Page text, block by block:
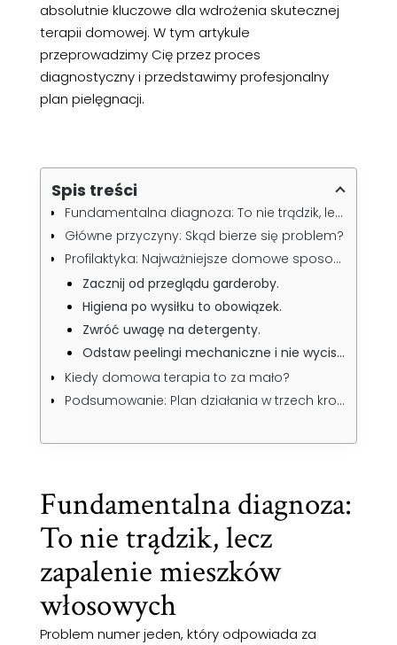
absolutnie kluczowe dla wdrożenia skutecznej
terapii domowej. W tym artykule
przeprowadzimy Cię przez proces
diagnostyczny i przedstawimy profesjonalny
plan pielęgnacji.
Spis treści
Fundamentalna diagnoza: To nie trądzik, lecz zapalenie mieszków włosowych
Główne przyczyny: Skąd bierze się problem?
Profilaktyka: Najważniejsze domowe sposoby na zapobieganie
Zacznij od przeglądu garderoby.
Higiena po wysiłku to obowiązek.
Zwróć uwagę na detergenty.
Odstaw peelingi mechaniczne i nie wyciskaj zmian.
Kiedy domowa terapia to za mało?
Podsumowanie: Plan działania w trzech krokach
Fundamentalna diagnoza:
To nie trądzik, lecz
zapalenie mieszków
włosowych
Problem numer jeden, który odpowiada za